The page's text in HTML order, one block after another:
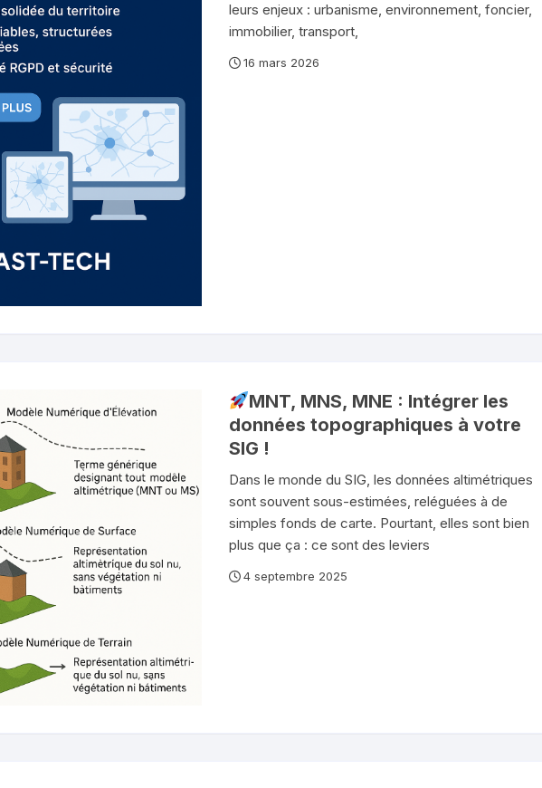
leurs enjeux : urbanisme, environnement, foncier,
immobilier, transport,
16 mars 2026
MNT, MNS, MNE : Intégrer les
données topographiques à votre
SIG !
Dans le monde du SIG, les données altimétriques
sont souvent sous-estimées, reléguées à de
simples fonds de carte. Pourtant, elles sont bien
plus que ça : ce sont des leviers
4 septembre 2025